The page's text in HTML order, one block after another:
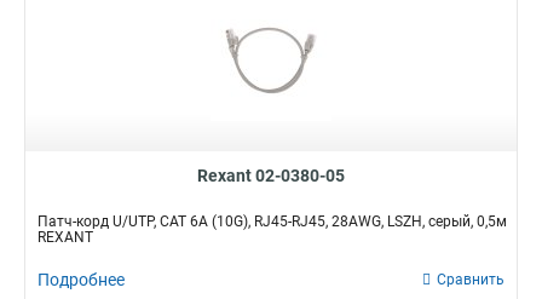
Rexant 02-0380-05
Патч-корд U/UTP, CAT 6A (10G), RJ45-RJ45, 28AWG, LSZH, серый, 0,5м
REXANT
Подробнее Сравнить